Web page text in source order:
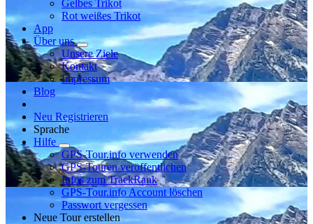
Gelbes Trikot
Rot weißes Trikot
App
Über uns
Unsere Ziele
Kontakt
Impressum
Blog
Neu Registrieren
Sprache
Hilfe
GPS-Tour.info verwenden
GPS-Touren veröffentlichen
Infos zum TrackRank
GPS-Tour.info Account löschen
Passwort vergessen
Neue Tour erstellen